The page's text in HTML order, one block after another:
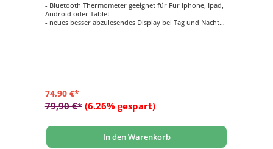
- Bluetooth Thermometer geeignet für Für Iphone, Ipad,
Android oder Tablet
- neues besser abzulesendes Display bei Tag und Nacht
74,90 €*
79,90 €* (6.26% gespart)
In den Warenkorb